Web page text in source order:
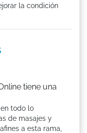
la condición
tiene una
todo lo
de masajes y
a esta rama,